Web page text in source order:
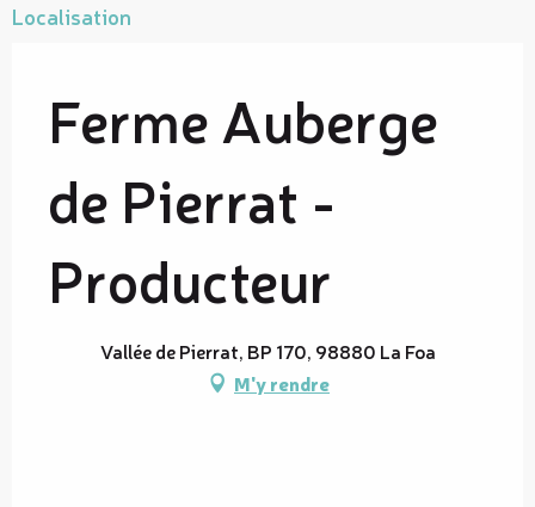
Localisation
Ferme Auberge
de Pierrat -
Producteur
Vallée de Pierrat, BP 170, 98880 La Foa
M'y rendre